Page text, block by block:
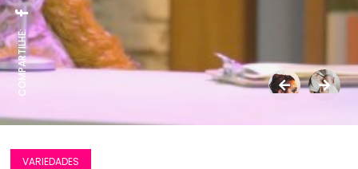
COMPARTILHE:
VARIEDADES